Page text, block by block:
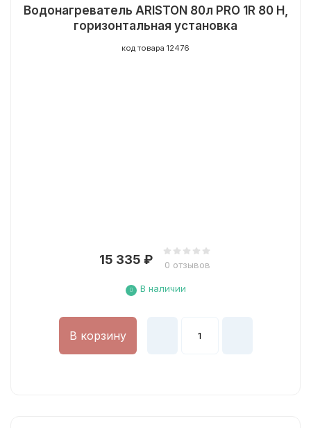
Водонагреватель ARISTON 80л PRO 1R 80 Н,
горизонтальная установка
код товара 12476
15 335 ₽ 0 отзывов
В наличии
В корзину